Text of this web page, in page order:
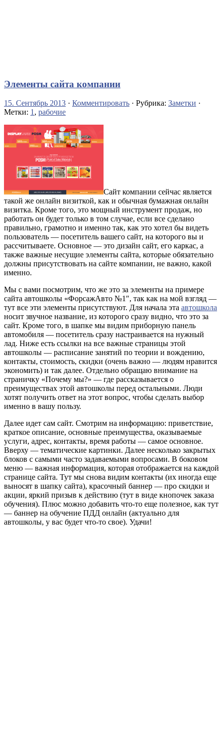
Элементы сайта компании
15. Сентябрь 2013 · Комментировать · Рубрика: Заметки ·
Метки: 1, рабочие
Сайт компании сейчас является
такой же онлайн визиткой, как и обычная бумажная онлайн
визитка. Кроме того, это мощный инструмент продаж, но
работать он будет только в том случае, если все сделано
правильно, грамотно и именно так, как это хотел бы видеть
пользователь — посетитель вашего сайт, на которого вы и
рассчитываете. Основное — это дизайн сайт, его каркас, а
также важные несущие элементы сайта, которые обязательно
должны присутствовать на сайте компании, не важно, какой
именно.
Мы с вами посмотрим, что же это за элементы на примере
сайта автошколы «ФорсажАвто №1″, так как на мой взгляд —
тут все эти элементы присутствуют. Для начала эта автошкола
носит звучное название, из которого сразу видно, что это за
сайт. Кроме того, в шапке мы видим приборную панель
автомобиля — посетитель сразу настраивается на нужный
лад. Ниже есть ссылки на все важные страницы этой
автошколы — расписание занятий по теории и вождению,
контакты, стоимость, скидки (очень важно — людям нравится
экономить) и так далее. Отдельно обращаю внимание на
страничку «Почему мы?» — где рассказывается о
преимуществах этой автошколы перед остальными. Люди
хотят получить ответ на этот вопрос, чтобы сделать выбор
именно в вашу пользу.
Далее идет сам сайт. Смотрим на информацию: приветствие,
краткое описание, основные преимущества, оказываемые
услуги, адрес, контакты, время работы — самое основное.
Вверху — тематические картинки. Далее несколько закрытых
блоков с самыми часто задаваемыми вопросами. В боковом
меню — важная информация, которая отображается на каждой
странице сайта. Тут мы снова видим контакты (их иногда еще
выносят в шапку сайта), красочный баннер — про скидки и
акции, яркий призыв к действию (тут в виде кнопочек заказа
обучения). Плюс можно добавить что-то еще полезное, как тут
— баннер на обучение ПДД онлайн (актуально для
автошколы, у вас будет что-то свое). Удачи!